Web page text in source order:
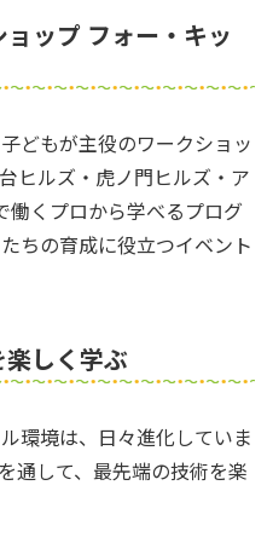
ョップ フォー・キッ
どもが主役のワークショッ
ヒルズ・虎ノ門ヒルズ・ア
働くプロから学べるプログ
ちの育成に役立つイベント
しく学ぶ
環境は、日々進化していま
通して、最先端の技術を楽